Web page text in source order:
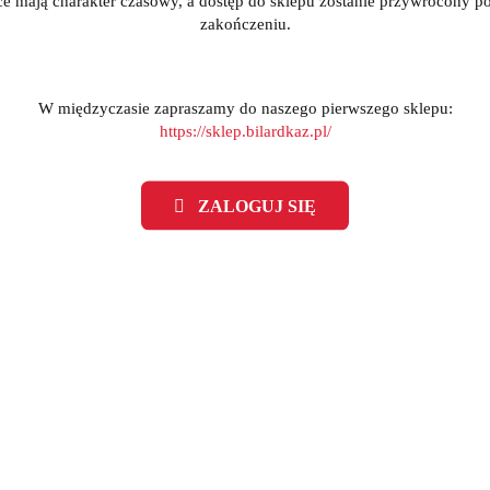
zakończeniu.
W międzyczasie zapraszamy do naszego pierwszego sklepu:
https://sklep.bilardkaz.pl/
ZALOGUJ SIĘ